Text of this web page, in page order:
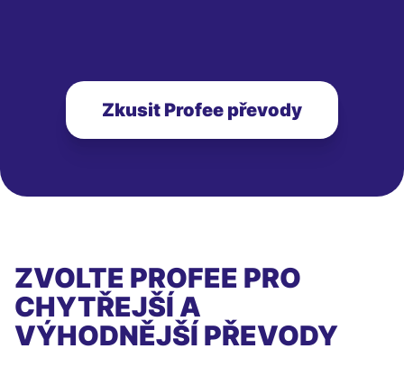
Zkusit Profee převody
ZVOLTE PROFEE PRO
CHYTŘEJŠÍ A
VÝHODNĚJŠÍ PŘEVODY